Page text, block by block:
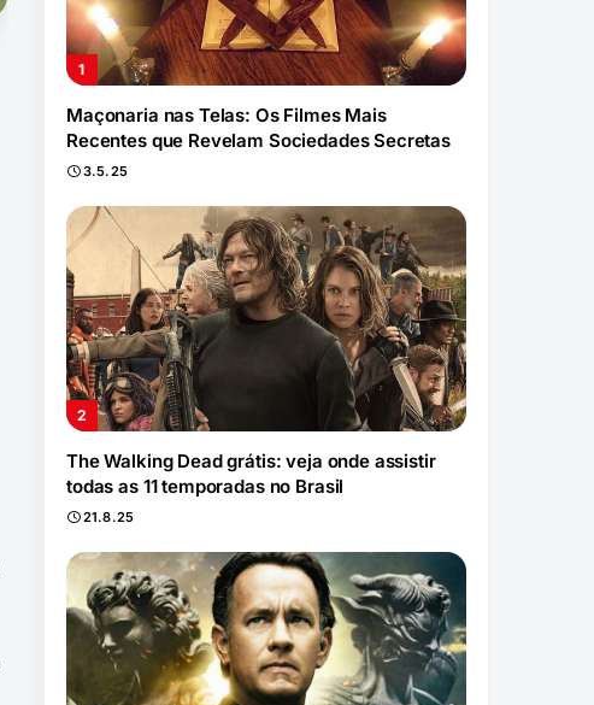
Maçonaria nas Telas: Os Filmes Mais
Recentes que Revelam Sociedades Secretas
3.5.25
The Walking Dead grátis: veja onde assistir
todas as 11 temporadas no Brasil
21.8.25